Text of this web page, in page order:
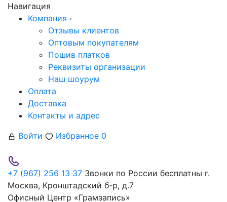
Навигация
Компания
Отзывы клиентов
Оптовым покупателям
Пошив платков
Реквизиты организации
Наш шоурум
Оплата
Доставка
Контакты и адрес
Войти
Избранное 0
+7 (967) 256 13 37 Звонки по России бесплатны г.
Москва, Кронштадский б-р, д.7
Офисный Центр «Грамзапись»